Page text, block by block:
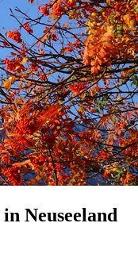
Neuseeland